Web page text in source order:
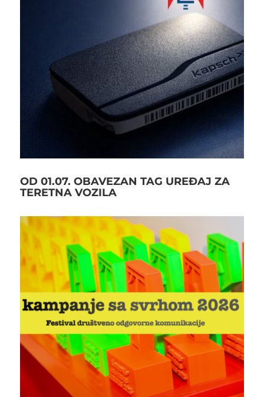
OD 01.07. OBAVEZAN TAG UREĐAJ ZA
TERETNA VOZILA